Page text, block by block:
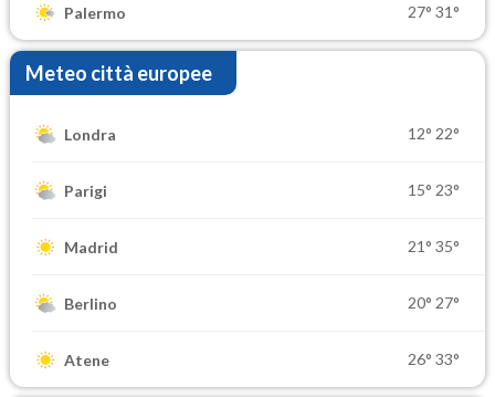
Palermo 27° 31°
Meteo città europee
Londra 12° 22°
Parigi 15° 23°
Madrid 21° 35°
Berlino 20° 27°
Atene 26° 33°